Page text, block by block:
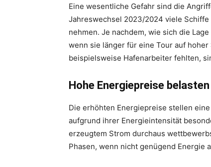
Eine wesentliche Gefahr sind die
Jahreswechsel 2023/2024 viele
nehmen. Je nachdem, wie sich die
wenn sie länger für eine Tour auf
beispielsweise Hafenarbeiter fehlten,
Hohe Energiepreise
Die erhöhten Energiepreise stellen
aufgrund ihrer Energieintensität
erzeugtem Strom durchaus
Phasen, wenn nicht genügend Energie